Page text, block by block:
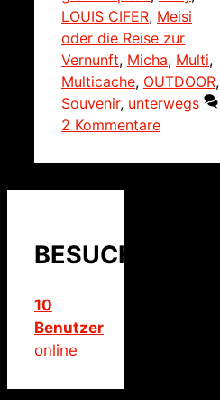
LOUIS CIFER, Meisi
oder die Reise zur
Vernunft, Micha, Multi,
Multicache, OUTDOOR,
Souvenir, unterwegs
2 Kommentare
BESUCHER
10
Benutzer
online